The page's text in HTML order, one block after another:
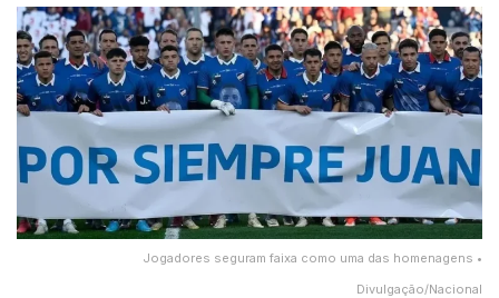
Jogadores seguram faixa como uma das homenagens •
Divulgação/Nacional